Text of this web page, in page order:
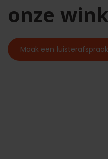
onze
Maak een luisterafspraak